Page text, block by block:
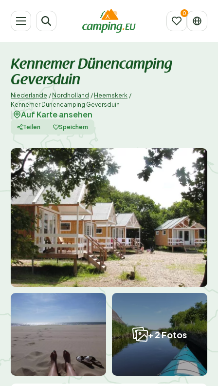
Kennemer Dünencamping
Geversduin
Niederlande / Nordholland / Heemskerk /
Kennemer Dünencamping Geversduin
Auf Karte ansehen
Teilen Speichern
+ 2 Fotos